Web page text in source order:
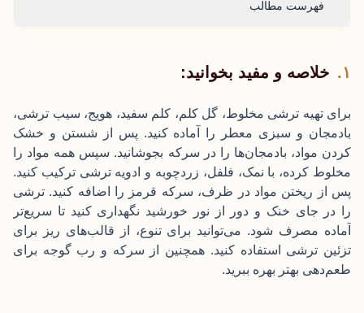
فهرست مطالب
خلاصه و مفید بخوانید:
برای تهیه ترشی مخلوط، گل کلم، کلم سفید، هویج، سیب ترشی،
بادمجان و سبزی معطر را آماده کنید. پس از شستن و خشک
کردن مواد، بادمجان‌ها را در سرکه بجوشانید. سپس همه مواد را
مخلوط کرده، با نمک، فلفل، زردچوبه و ادویه ترشی ترکیب کنید.
پس از ریختن مواد در ظرف، سرکه قرمز را اضافه کنید. ترشی
را در جای خنک و دور از نور خورشید نگهداری کنید تا سریع‌تر
آماده مصرف شود. می‌توانید برای تنوع، از قالب‌های ریز برای
تزئین ترشی استفاده کنید. همچنین از سرکه و رب گوجه برای
طعم‌دهی بهتر بهره ببرید.